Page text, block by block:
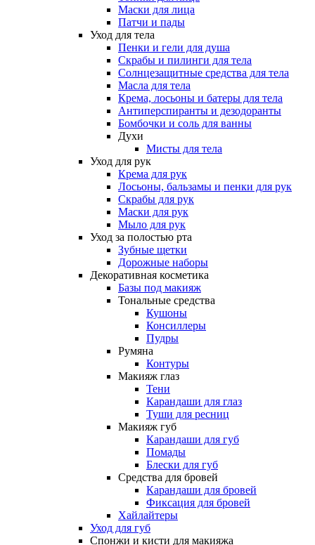
Маски для лица
Патчи и пады
Уход для тела
Пенки и гели для душа
Скрабы и пилинги для тела
Солнцезащитные средства для тела
Масла для тела
Крема, лосьоны и батеры для тела
Антиперспиранты и дезодоранты
Бомбочки и соль для ванны
Духи
Мисты для тела
Уход для рук
Крема для рук
Лосьоны, бальзамы и пенки для рук
Скрабы для рук
Маски для рук
Мыло для рук
Уход за полостью рта
Зубные щетки
Дорожные наборы
Декоративная косметика
Базы под макияж
Тональные средства
Кушоны
Консиллеры
Пудры
Румяна
Контуры
Макияж глаз
Тени
Карандаши для глаз
Туши для ресниц
Макияж губ
Карандаши для губ
Помады
Блески для губ
Средства для бровей
Карандаши для бровей
Фиксация для бровей
Хайлайтеры
Уход для губ
Спонжи и кисти для макияжа